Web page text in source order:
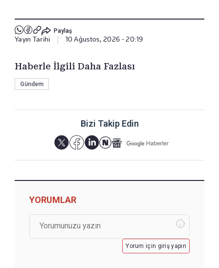
Paylaş
Yayın Tarihi 10 Ağustos, 2026 - 20:19
Haberle İlgili Daha Fazlası
Gündem
Bizi Takip Edin
YORUMLAR
Yorum için giriş yapın